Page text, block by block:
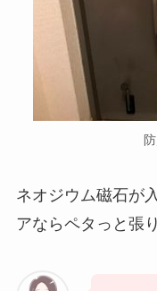
ネオジウム磁石が
アならペタっと張